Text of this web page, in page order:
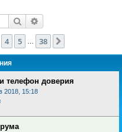
Поиск
из 38
4 5 38
телефон доверия
2018, 15:18